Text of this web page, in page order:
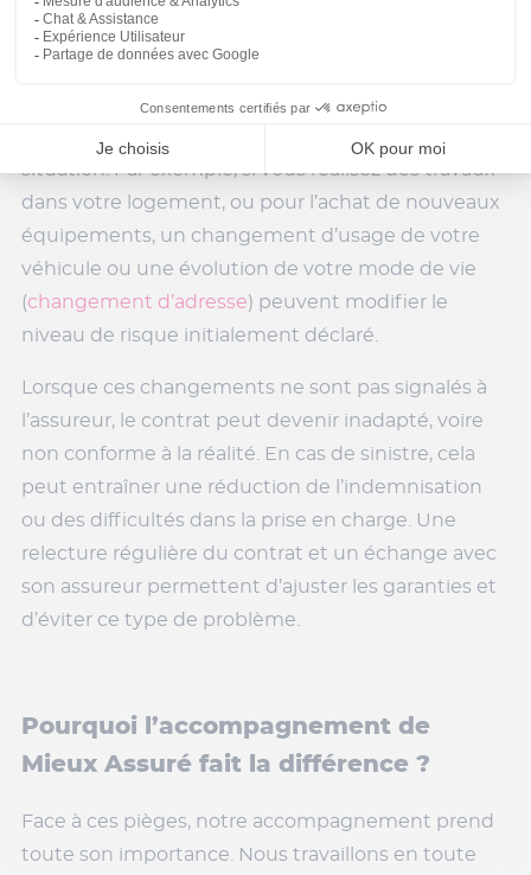
dans le temps
l’absence de mise à jour du contrat d’assurance. Un
situation. Par exemple, si vous réalisez des travaux
dans votre logement, ou pour l’achat de nouveaux
équipements, un changement d’usage de votre
véhicule ou une évolution de votre mode de vie
(changement d’adresse) peuvent modifier le
niveau de risque initialement déclaré.
Lorsque ces changements ne sont pas signalés à
l’assureur, le contrat peut devenir inadapté, voire
non conforme à la réalité. En cas de sinistre, cela
peut entraîner une réduction de l’indemnisation
ou des difficultés dans la prise en charge. Une
relecture régulière du contrat et un échange avec
son assureur permettent d’ajuster les garanties et
d’éviter ce type de problème.
Pourquoi l’accompagnement de
Mieux Assuré fait la différence ?
Face à ces pièges, notre accompagnement prend
toute son importance. Nous travaillons en toute